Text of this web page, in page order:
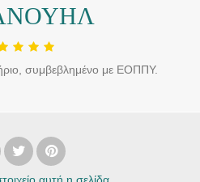
συμβεβλημένο με ΕΟΠΠΥ.
αυτή η σελίδα